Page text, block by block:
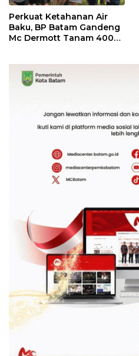
Perkuat Ketahanan Air
Baku, BP Batam Gandeng
Mc Dermott Tanam 400